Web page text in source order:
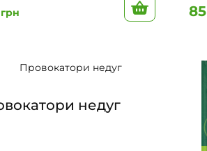
грн До кошику
85
недуг